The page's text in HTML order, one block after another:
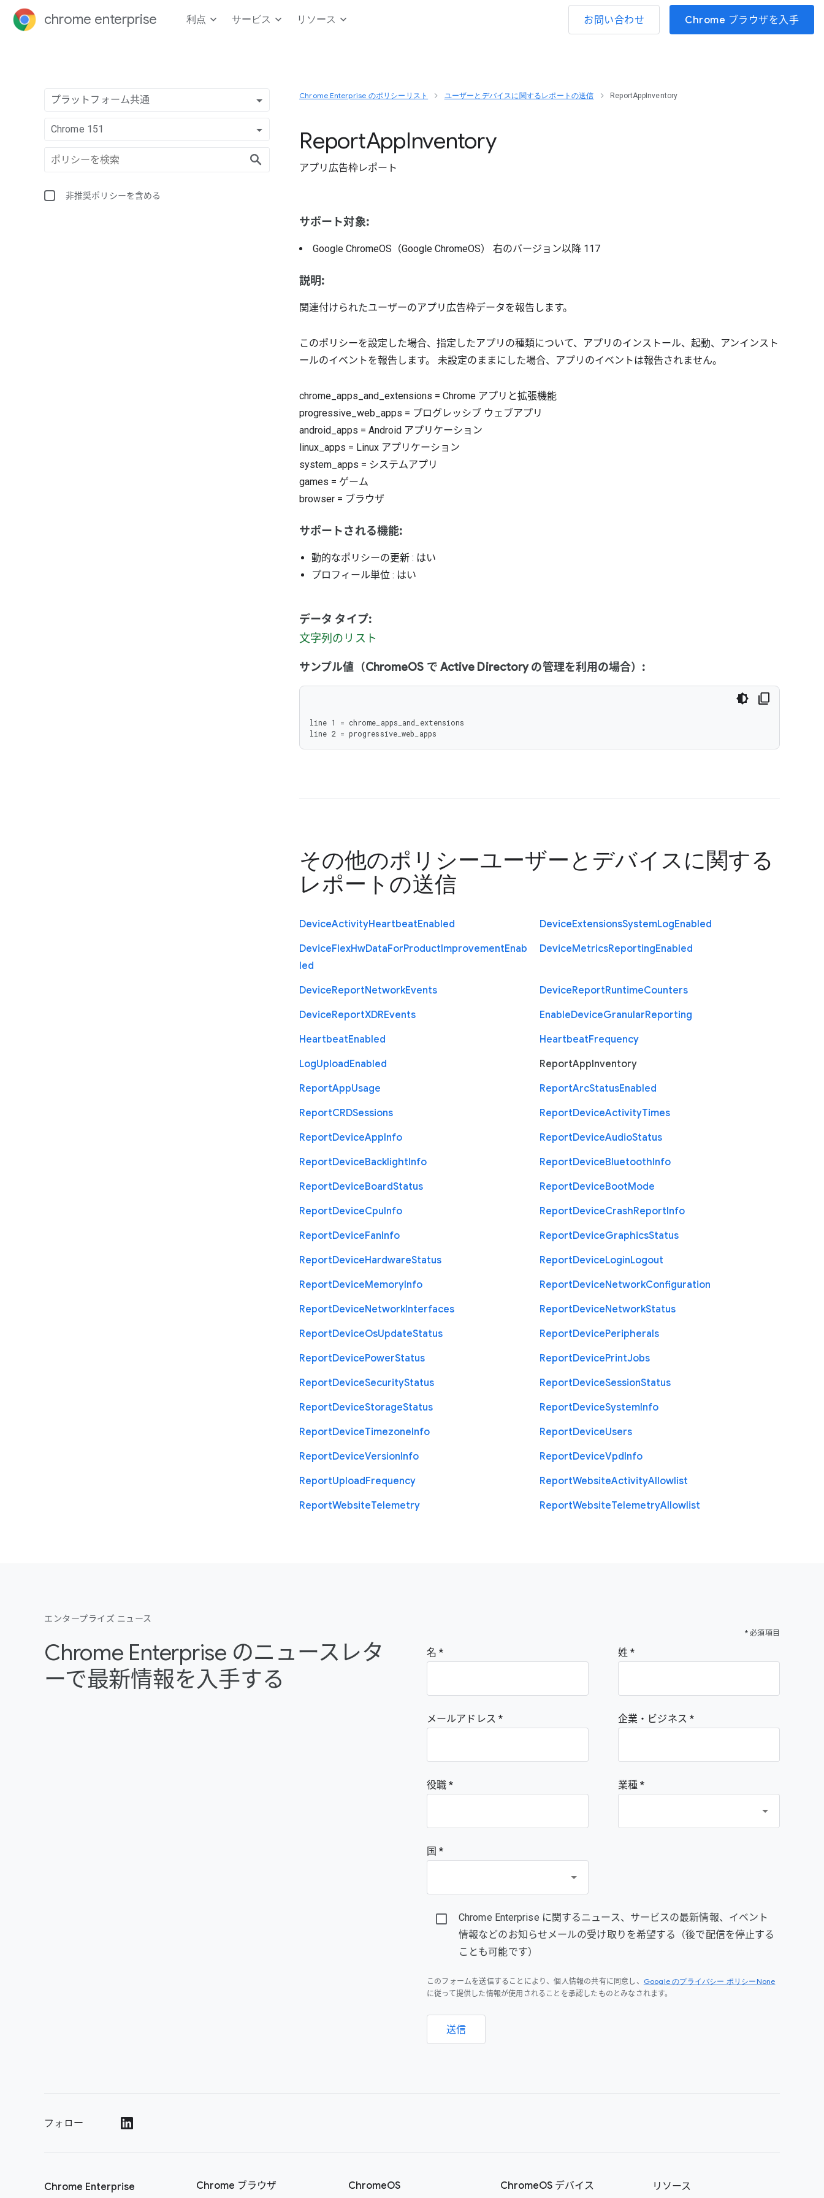
chrome enterprise 利点 サービス リソース お問い合わせ Chrome ブラウザを入手
プラットフォーム共通
Chrome 151
非推奨ポリシーを含める
Chrome Enterprise のポリシーリスト ユーザーとデバイスに関するレポートの送信 ReportAppInventory
ReportAppInventory
アプリ広告枠レポート
サポート対象:
Google ChromeOS（Google ChromeOS） 右のバージョン以降 117
説明:
関連付けられたユーザーのアプリ広告枠データを報告します。
このポリシーを設定した場合、指定したアプリの種類について、アプリのインストール、起動、アンインスト
ールのイベントを報告します。 未設定のままにした場合、アプリのイベントは報告されません。
chrome_apps_and_extensions = Chrome アプリと拡張機能
progressive_web_apps = プログレッシブ ウェブアプリ
android_apps = Android アプリケーション
linux_apps = Linux アプリケーション
system_apps = システムアプリ
games = ゲーム
browser = ブラウザ
サポートされる機能:
動的なポリシーの更新 : はい
プロフィール単位 : はい
データ タイプ:
文字列のリスト
サンプル値（ChromeOS で Active Directory の管理を利用の場合）:
line 1 = chrome_apps_and_extensions
line 2 = progressive_web_apps
その他のポリシーユーザーとデバイスに関する
レポートの送信
DeviceActivityHeartbeatEnabled DeviceExtensionsSystemLogEnabled
DeviceFlexHwDataForProductImprovementEnab
led
DeviceMetricsReportingEnabled
DeviceReportNetworkEvents DeviceReportRuntimeCounters
DeviceReportXDREvents EnableDeviceGranularReporting
HeartbeatEnabled HeartbeatFrequency
LogUploadEnabled ReportAppInventory
ReportAppUsage ReportArcStatusEnabled
ReportCRDSessions ReportDeviceActivityTimes
ReportDeviceAppInfo ReportDeviceAudioStatus
ReportDeviceBacklightInfo ReportDeviceBluetoothInfo
ReportDeviceBoardStatus ReportDeviceBootMode
ReportDeviceCpuInfo ReportDeviceCrashReportInfo
ReportDeviceFanInfo ReportDeviceGraphicsStatus
ReportDeviceHardwareStatus ReportDeviceLoginLogout
ReportDeviceMemoryInfo ReportDeviceNetworkConfiguration
ReportDeviceNetworkInterfaces ReportDeviceNetworkStatus
ReportDeviceOsUpdateStatus ReportDevicePeripherals
ReportDevicePowerStatus ReportDevicePrintJobs
ReportDeviceSecurityStatus ReportDeviceSessionStatus
ReportDeviceStorageStatus ReportDeviceSystemInfo
ReportDeviceTimezoneInfo ReportDeviceUsers
ReportDeviceVersionInfo ReportDeviceVpdInfo
ReportUploadFrequency ReportWebsiteActivityAllowlist
ReportWebsiteTelemetry ReportWebsiteTelemetryAllowlist
エンタープライズ ニュース
Chrome Enterprise のニュースレタ
ーで最新情報を入手する
* 必須項目
名 姓
メールアドレス 企業・ビジネス
役職 業種 *
国 *
Chrome Enterprise に関するニュース、サービスの最新情報、イベント
情報などのお知らせメールの受け取りを希望する（後で配信を停止する
ことも可能です）
このフォームを送信することにより、個人情報の共有に同意し、 Google のプライバシー ポリシーNone
に従って提供した情報が使用されることを承認したものとみなされます。
送信
フォロー
Chrome Enterprise Chrome ブラウザ ChromeOS ChromeOS デバイス リソース